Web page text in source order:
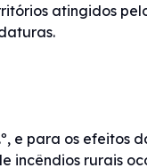
atingidos
e para os efeitos
incêndios rurais